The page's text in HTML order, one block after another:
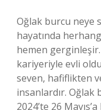
Oğlak burcu neye
hayatında
hemen
kariyeriyle evli
seven, hafiflikten
insanlardır. Oğlak
2024’te 26